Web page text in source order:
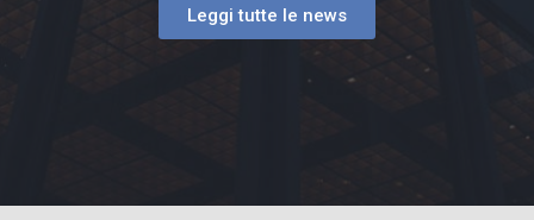
Leggi tutte le news